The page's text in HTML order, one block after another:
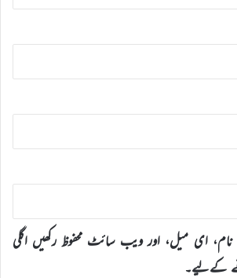
نام، ای میل، اور ویب سائٹ محفوظ رکھیں اگلی
کےلیے۔